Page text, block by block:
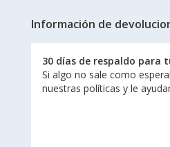
Información de
30 días de respaldo para
Si algo no sale como
nuestras políticas y le